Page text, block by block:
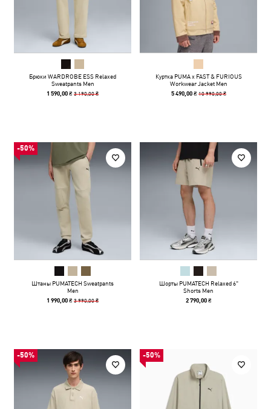
Брюки WARDROBE ESS Relaxed
Sweatpants Men
1 590,00 ₴3 190,00 ₴
Куртка PUMA x FAST & FURIOUS
Workwear Jacket Men
5 490,00 ₴ 10 990,00 ₴
-50%
Штаны PUMATECH Sweatpants
Men
1 990,00 ₴3 990,00 ₴
Шорты PUMATECH Relaxed 6"
Shorts Men
2 790,00 ₴
-50% -50%